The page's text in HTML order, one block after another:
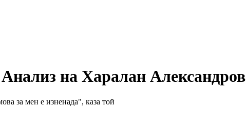
на Харалан Александров
за мен е изненада", каза той